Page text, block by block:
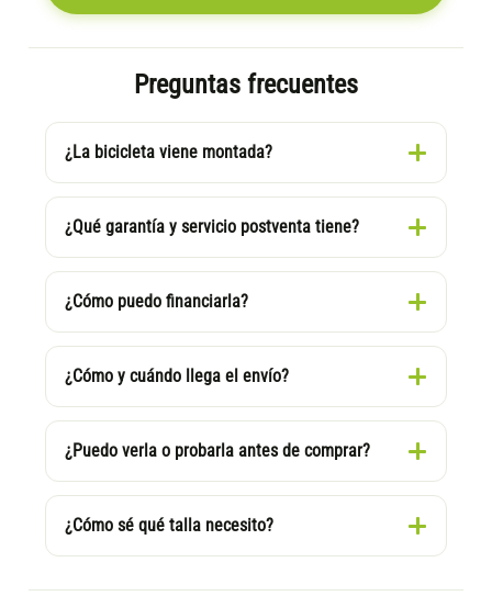
Preguntas frecuentes
¿La bicicleta viene montada?
¿Qué garantía y servicio postventa tiene?
¿Cómo puedo financiarla?
¿Cómo y cuándo llega el envío?
¿Puedo verla o probarla antes de comprar?
¿Cómo sé qué talla necesito?